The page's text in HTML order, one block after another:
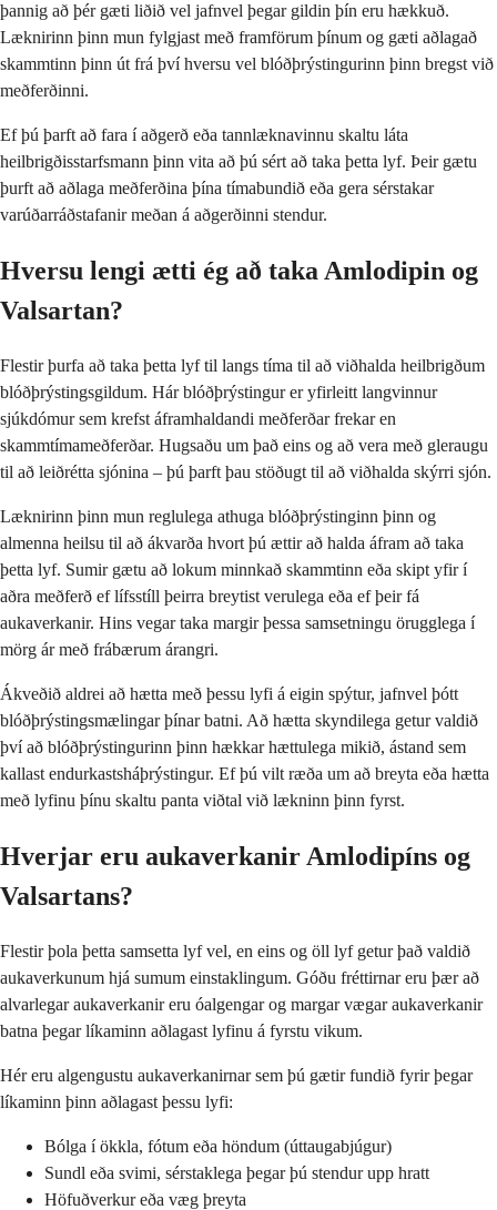
þannig að þér gæti liðið vel jafnvel þegar gildin þín eru hækkuð.
Læknirinn þinn mun fylgjast með framförum þínum og gæti aðlagað
skammtinn þinn út frá því hversu vel blóðþrýstingurinn þinn bregst við
meðferðinni.
Ef þú þarft að fara í aðgerð eða tannlæknavinnu skaltu láta
heilbrigðisstarfsmann þinn vita að þú sért að taka þetta lyf. Þeir gætu
þurft að aðlaga meðferðina þína tímabundið eða gera sérstakar
varúðarráðstafanir meðan á aðgerðinni stendur.
Hversu lengi ætti ég að taka Amlodipin og
Valsartan?
Flestir þurfa að taka þetta lyf til langs tíma til að viðhalda heilbrigðum
blóðþrýstingsgildum. Hár blóðþrýstingur er yfirleitt langvinnur
sjúkdómur sem krefst áframhaldandi meðferðar frekar en
skammtímameðferðar. Hugsaðu um það eins og að vera með gleraugu
til að leiðrétta sjónina – þú þarft þau stöðugt til að viðhalda skýrri sjón.
Læknirinn þinn mun reglulega athuga blóðþrýstinginn þinn og
almenna heilsu til að ákvarða hvort þú ættir að halda áfram að taka
þetta lyf. Sumir gætu að lokum minnkað skammtinn eða skipt yfir í
aðra meðferð ef lífsstíll þeirra breytist verulega eða ef þeir fá
aukaverkanir. Hins vegar taka margir þessa samsetningu örugglega í
mörg ár með frábærum árangri.
Ákveðið aldrei að hætta með þessu lyfi á eigin spýtur, jafnvel þótt
blóðþrýstingsmælingar þínar batni. Að hætta skyndilega getur valdið
því að blóðþrýstingurinn þinn hækkar hættulega mikið, ástand sem
kallast endurkastsháþrýstingur. Ef þú vilt ræða um að breyta eða hætta
með lyfinu þínu skaltu panta viðtal við lækninn þinn fyrst.
Hverjar eru aukaverkanir Amlodipíns og
Valsartans?
Flestir þola þetta samsetta lyf vel, en eins og öll lyf getur það valdið
aukaverkunum hjá sumum einstaklingum. Góðu fréttirnar eru þær að
alvarlegar aukaverkanir eru óalgengar og margar vægar aukaverkanir
batna þegar líkaminn aðlagast lyfinu á fyrstu vikum.
Hér eru algengustu aukaverkanirnar sem þú gætir fundið fyrir þegar
líkaminn þinn aðlagast þessu lyfi:
Bólga í ökkla, fótum eða höndum (úttaugabjúgur)
Sundl eða svimi, sérstaklega þegar þú stendur upp hratt
Höfuðverkur eða væg þreyta